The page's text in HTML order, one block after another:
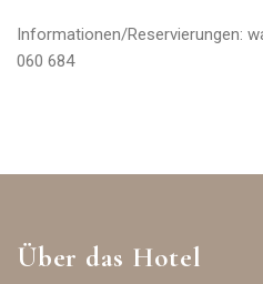
Informationen/Reservierungen:
060 684
Über das Hotel